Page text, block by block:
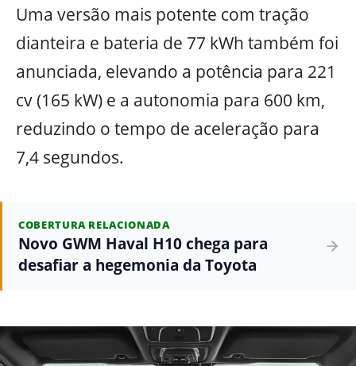
Uma versão mais potente com tração
dianteira e bateria de 77 kWh também foi
anunciada, elevando a potência para 221
cv (165 kW) e a autonomia para 600 km,
reduzindo o tempo de aceleração para
7,4 segundos.
COBERTURA RELACIONADA
Novo GWM Haval H10 chega para
desafiar a hegemonia da Toyota